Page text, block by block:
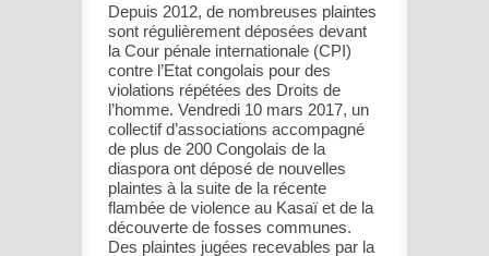
Depuis 2012, de nombreuses plaintes
sont régulièrement déposées devant
la Cour pénale internationale (CPI)
contre l’Etat congolais pour des
violations répétées des Droits de
l’homme. Vendredi 10 mars 2017, un
collectif d’associations accompagné
de plus de 200 Congolais de la
diaspora ont déposé de nouvelles
plaintes à la suite de la récente
flambée de violence au Kasaï et de la
découverte de fosses communes.
Des plaintes jugées recevables par la